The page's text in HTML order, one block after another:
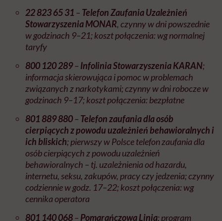
22 823 65 31 – Telefon Zaufania Uzależnień
Stowarzyszenia MONAR, czynny w dni powszednie
w godzinach 9–21; koszt połączenia: wg normalnej
taryfy
800 120 289– Infolinia Stowarzyszenia KARAN;
informacja skierowująca i pomoc w problemach
związanych z narkotykami; czynny w dni robocze w
godzinach 9–17; koszt połączenia: bezpłatne
801 889 880– Telefon zaufania dla osób
cierpiących z powodu uzależnień behawioralnych i
ich bliskich; pierwszy w Polsce telefon zaufania dla
osób cierpiących z powodu uzależnień
behawioralnych – tj. uzależnienia od hazardu,
internetu, seksu, zakupów, pracy czy jedzenia; czynny
codziennie w godz. 17–22; koszt połączenia: wg
cennika operatora
801 140 068– Pomarańczowa Linia; program